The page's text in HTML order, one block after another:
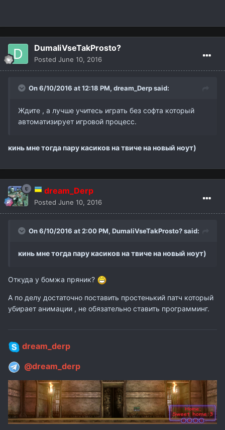
DumaliVseTakProsto?
Posted June 10, 2016
On 6/10/2016 at 12:18 PM, dream_Derpsaid:
Ждите , а лучше учитесь играть без софта который
автоматизирует игровой процесс.
кинь мне тогда пару касиков на твиче на новый ноут)
dream_Derp
Posted June 10, 2016
On 6/10/2016 at 2:00 PM, DumaliVseTakProsto?said:
кинь мне тогда пару касиков на твиче на новый ноут)
Откуда у бомжа пряник?
А по делу достаточно поставить простенький патч который
убирает анимации , не обязательно ставить программинг.
dream_derp
@dream_derp